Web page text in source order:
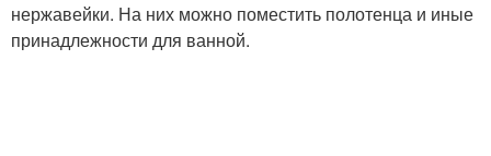
нержавейки. На них можно поместить полотенца и иные
принадлежности для ванной.